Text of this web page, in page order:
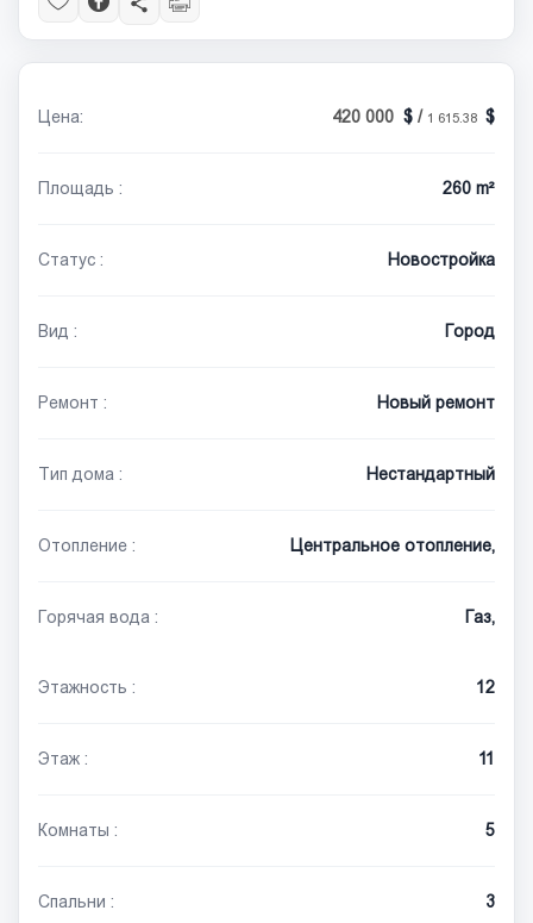
Цена: 420 000 / 1 615.38
Площадь : 260 m²
Статус : Новостройка
Вид : Город
Ремонт : Новый ремонт
Тип дома : Нестандартный
Отопление : Центральное отопление,
Горячая вода : Газ,
Этажность : 12
Этаж : 11
Комнаты : 5
Спальни : 3